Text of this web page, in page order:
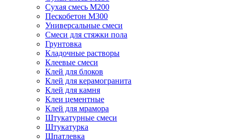
Сухая смесь М200
Пескобетон М300
Универсальные смеси
Смеси для стяжки пола
Грунтовка
Кладочные растворы
Клеевые смеси
Клей для блоков
Клей для керамогранита
Клей для камня
Клеи цементные
Клей для мрамора
Штукатурные смеси
Штукатурка
Шпатлевка